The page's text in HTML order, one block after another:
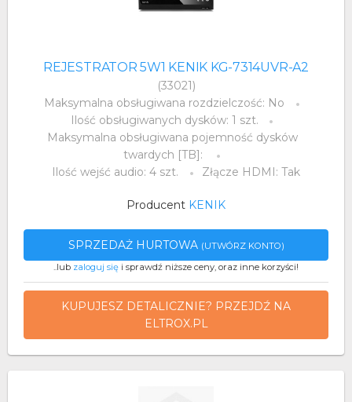
REJESTRATOR 5W1 KENIK KG-7314UVR-A2
(33021)
Maksymalna obsługiwana rozdzielczość: No
Ilość obsługiwanych dysków: 1 szt.
Maksymalna obsługiwana pojemność dysków
twardych [TB]:
Ilość wejść audio: 4 szt.
Złącze HDMI: Tak
Producent KENIK
SPRZEDAŻ HURTOWA (UTWÓRZ KONTO)
..lub zaloguj się i sprawdź niższe ceny, oraz inne korzyści!
KUPUJESZ DETALICZNIE? PRZEJDŹ NA
ELTROX.PL